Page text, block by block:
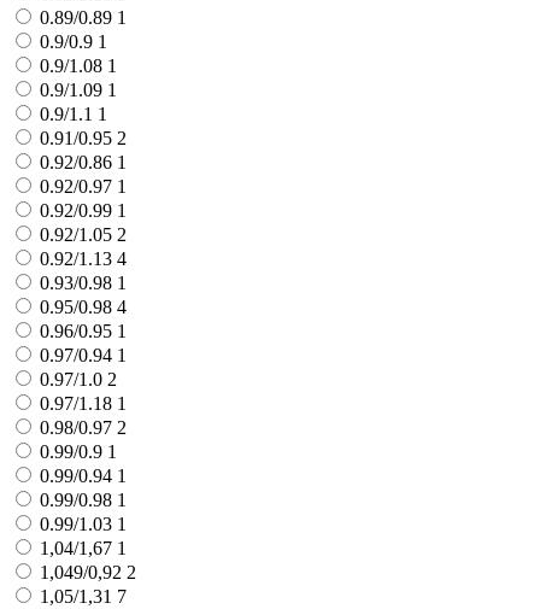
0.89/0.89 1
0.9/0.9 1
0.9/1.08 1
0.9/1.09 1
0.9/1.1 1
0.91/0.95 2
0.92/0.86 1
0.92/0.97 1
0.92/0.99 1
0.92/1.05 2
0.92/1.13 4
0.93/0.98 1
0.95/0.98 4
0.96/0.95 1
0.97/0.94 1
0.97/1.0 2
0.97/1.18 1
0.98/0.97 2
0.99/0.9 1
0.99/0.94 1
0.99/0.98 1
0.99/1.03 1
1,04/1,67 1
1,049/0,92 2
1,05/1,31 7